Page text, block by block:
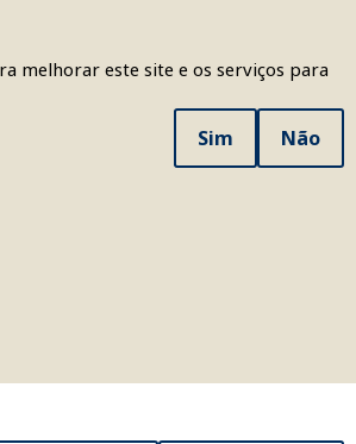
melhorar este site e os serviços para
Sim Não